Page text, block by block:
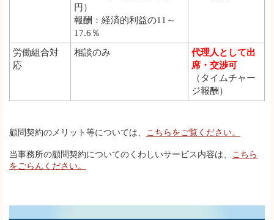
円）
報酬：経済的利益の11～
17.6％
労働組合対
応
相談のみ
代理人として出
席・交渉可
（タイムチャー
ジ報酬）
顧問契約のメリット等については、 こちらをご覧ください。
当事務所の顧問契約についてのくわしいサービス内容は、 こちら
をごらんください。